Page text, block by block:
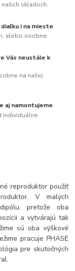
skladoch.
i na mieste
alebo osobne.
Vás neustále k
na našej
aj namontujeme
individuálne.
reproduktor použiť
V malých
pretože oba
a vytvárajú tak
sú oba výškové
pracuje PHASE
pre skutočných